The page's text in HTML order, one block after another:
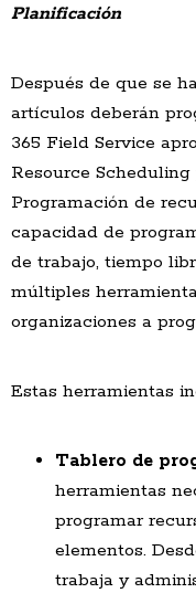
Planificación
Después de que se
artículos deberán
365 Field Service
Resource
Programación de
capacidad de
de trabajo, tiempo
múltiples
organizaciones a
Estas herramientas
Tablero de
herramientas
programar
elementos.
trabaja y